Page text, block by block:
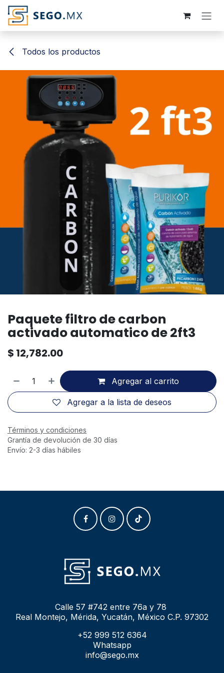
Ir al contenido
Todos los productos
Paquete filtro de carbon
activado automatico de 2ft3
$ 12,782.00
Agregar al carrito
Agregar a la lista de deseos
Términos y condiciones
Grantía de devolución de 30 días
Envío: 2-3 días hábiles
Calle 57 #742 entre 76a y 78
Real Montejo, Mérida, Yucatán, México C.P. 97302
+52 999 512 6364
Whatsapp
info@sego.mx